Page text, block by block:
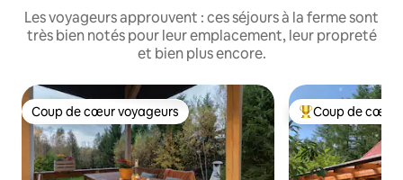
Les voyageurs approuvent : ces séjours à la ferme sont
très bien notés pour leur emplacement, leur propreté
et bien plus encore.
Coup de cœur voyageurs
Coup de cœur voyageurs Coups de cœur
Coup de cœur